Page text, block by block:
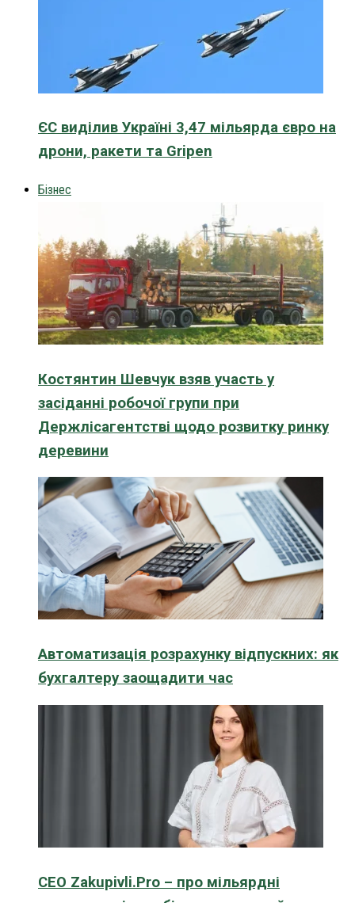
ЄС виділив Україні 3,47 мільярда євро на
дрони, ракети та Gripen
Бізнес
Костянтин Шевчук взяв участь у
засіданні робочої групи при
Держлісагентстві щодо розвитку ринку
деревини
Автоматизація розрахунку відпускних: як
бухгалтеру заощадити час
CEO Zakupivli.Pro – про мільярдні